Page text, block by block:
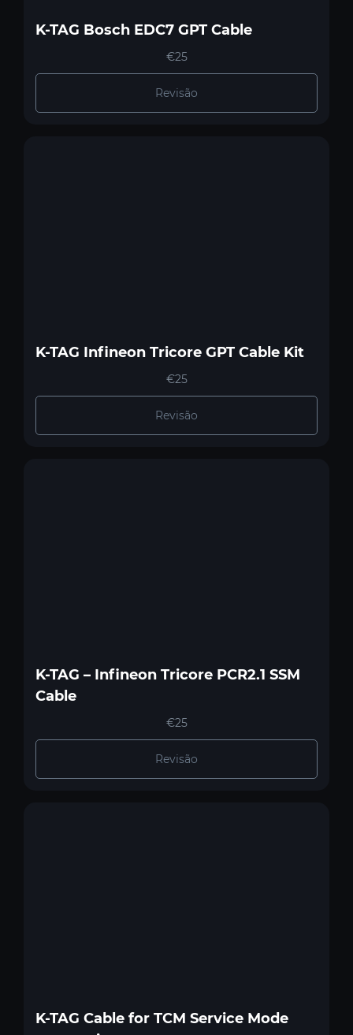
K-TAG Bosch EDC7 GPT Cable
€25
Revisão
K-TAG Infineon Tricore GPT Cable Kit
€25
Revisão
K-TAG – Infineon Tricore PCR2.1 SSM
Cable
€25
Revisão
K-TAG Cable for TCM Service Mode